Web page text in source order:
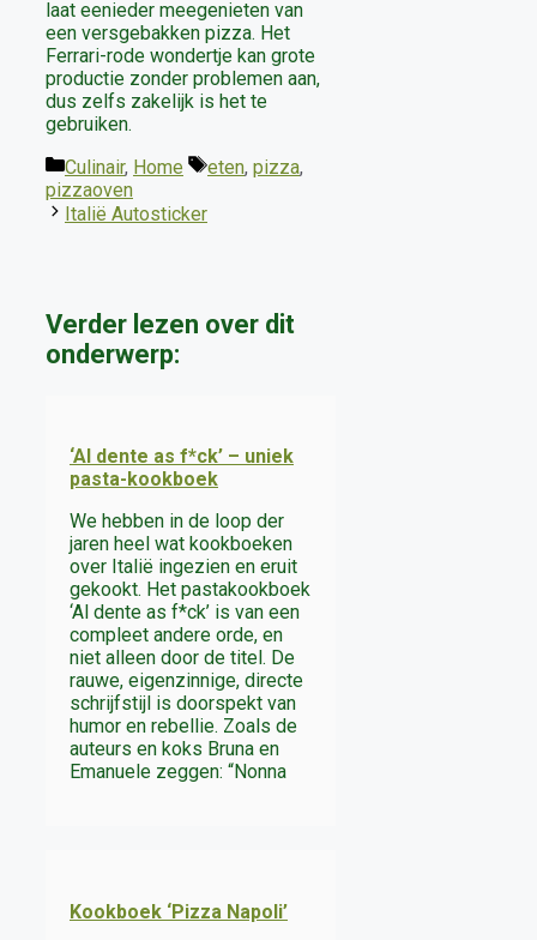
laat eenieder meegenieten van
een versgebakken pizza. Het
Ferrari-rode wondertje kan grote
productie zonder problemen aan,
dus zelfs zakelijk is het te
gebruiken.
Categorieën
Culinair, Home Tags
eten, pizza,
pizzaoven
Italië Autosticker
Verder lezen over dit
onderwerp:
‘Al dente as f*ck’ – uniek
pasta-kookboek
We hebben in de loop der
jaren heel wat kookboeken
over Italië ingezien en eruit
gekookt. Het pastakookboek
‘Al dente as f*ck’ is van een
compleet andere orde, en
niet alleen door de titel. De
rauwe, eigenzinnige, directe
schrijfstijl is doorspekt van
humor en rebellie. Zoals de
auteurs en koks Bruna en
Emanuele zeggen: “Nonna
Kookboek ‘Pizza Napoli’